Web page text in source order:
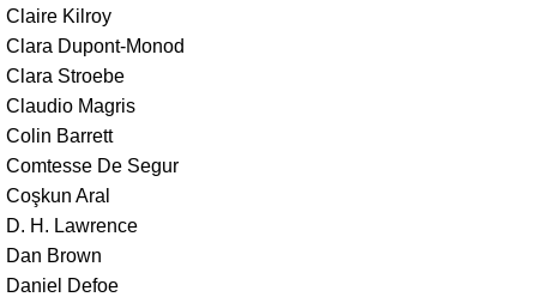
Claire Kilroy
Clara Dupont-Monod
Clara Stroebe
Claudio Magris
Colin Barrett
Comtesse De Segur
Coşkun Aral
D. H. Lawrence
Dan Brown
Daniel Defoe